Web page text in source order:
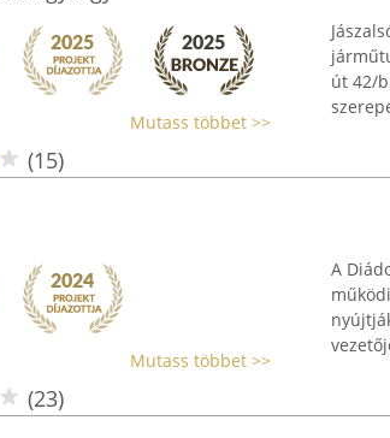
Mutass többet >>
(15)
út 42/
Mutass többet >>
(23)
A